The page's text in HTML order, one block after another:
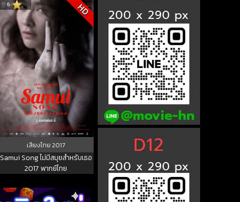
6 HD
เสียงไทย2017
Samui Song ไม่มีสมุยสำหรับเธอ
2017 พากย์ไทย